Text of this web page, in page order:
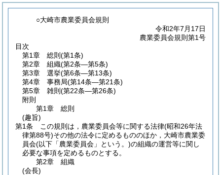
○大崎市農業委員会規則
令和2年7月17日
農業委員会規則第1号
目次
第1章
総則 (第1条)
第2章
組織(第2条―第5条)
第3章
選挙(第6条―第13条)
第4章
事務局(第14条―第21条)
第5章
雑則 (第22条―第26条)
附則
第1章
総則
(趣旨)
第1条
この規則は，農業委員会等に関する法律(昭和26年法
律第88号)その他の法令に定めるもののほか，大崎市農業委
員会(以下「農業委員会」という。)の組織の運営等に関し
必要な事項を定めるものとする。
第2章
組織
(会長)